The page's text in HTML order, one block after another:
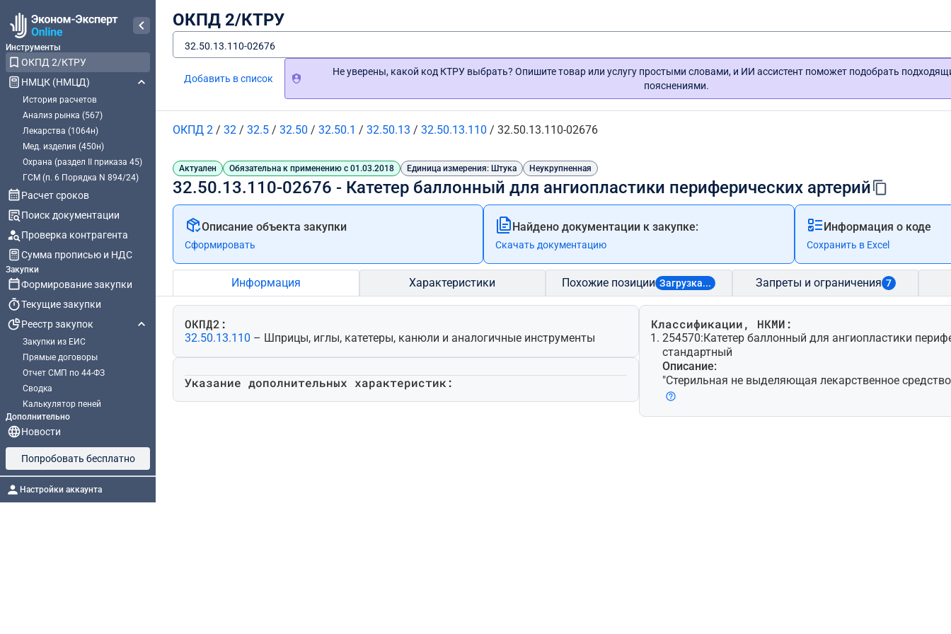
Инструменты
ОКПД 2/КТРУ
НМЦК (НМЦД)
История расчетов
Анализ рынка (567)
Лекарства (1064н)
Мед. изделия (450н)
Охрана (раздел II приказа 45)
ГСМ (п. 6 Порядка N 894/24)
Расчет сроков
Поиск документации
Проверка контрагента
Сумма прописью и НДС
Закупки
Формирование закупки
Текущие закупки
Реестр закупок
Закупки из ЕИС
Прямые договоры
Отчет СМП по 44-ФЗ
Сводка
Калькулятор пеней
Дополнительно
Новости
Попробовать бесплатно
Настройки аккаунта
ОКПД 2/КТРУ
32.50.13.110-02676
Добавить в список
Не уверены, какой код КТРУ выбрать? Опишите товар или услугу простыми словами, и ИИ ассистент поможет подобрать
пояснениями.
ОКПД 2 / 32 / 32.5 / 32.50 / 32.50.1 / 32.50.13 / 32.50.13.110 / 32.50.13.110-02676
Актуален Обязательна к применению с 01.03.2018 Единица измерения: Штука Неукрупненная
32.50.13.110-02676 - Катетер баллонный для ангиопластики периферических артерий
Описание объекта закупки
Сформировать
Найдено документации к закупке:
Скачать документацию
Информация о коде
Сохранить в Excel
Информация Характеристики Похожие позиции Загрузка... Запреты и ограничения 7
ОКПД2:
32.50.13.110 – Шприцы, иглы, катетеры, канюли и аналогичные инструменты
Указание дополнительных характеристик:
Классификации, НКМИ:
254570:Катетер баллонный для ангиопластики
стандартный
Описание:
"Стерильная не выделяющая лекарственное
работанная для чрескожной транслюминальной